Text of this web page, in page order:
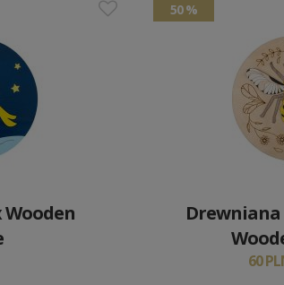
Wooden
50 %
Drewniana
60